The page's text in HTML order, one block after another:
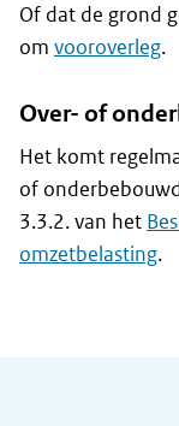
Of dat de grond
om vooroverleg.
Over- of
Het komt
of
3.3.2. van het
omzetbelasting.